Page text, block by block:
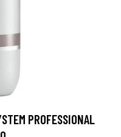
PROFESSIONAL